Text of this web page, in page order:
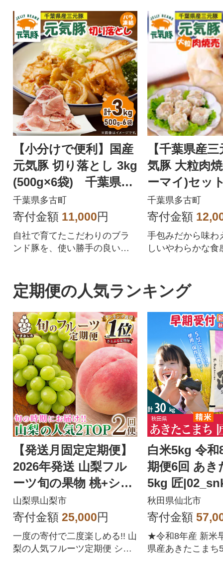
【小分けで便利】国産
元気豚 切り落とし 3kg
(500g×6袋) 千葉県産
三元豚 パラパラ凍結
千葉県多古町
寄付金額 11,000円
自社で育てたこだわりのブラ
ンド豚を、使い勝手の良いパ
【千葉県産
気豚 大粒肉
ーマイ)セッ
(50g×42個)
千葉県多古町
寄付金額
手包みだから味わ
しいやわらかな食
定期便の人気ランキング
【発送月固定定期便】
2026年発送 山梨フル
ーツ旬の果物 桃+シャ
インマスカット 全2回
山梨県山梨市
寄付金額 25,000円
一度の寄付で二度楽しめる!! 山
梨の人気フルーツ定期便 シャ
白米5kg 令和
期便6回 あき
5kg 匠
秋田県仙北市
寄付金額
★令和8年産 新米
県産あきたこまち